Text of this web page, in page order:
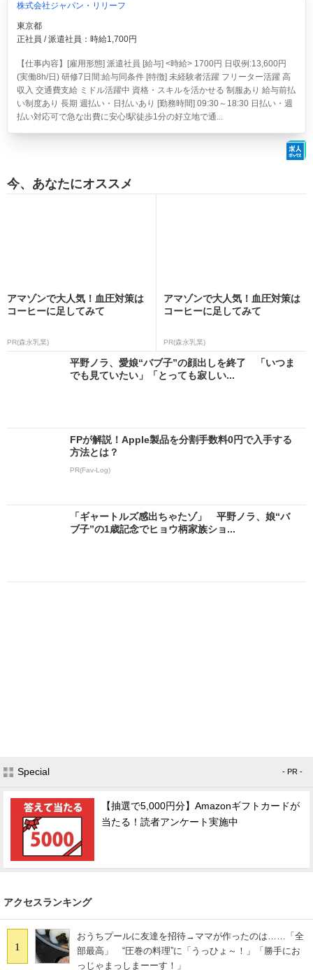
株式会社ジャパン・リリーフ
東京都
正社員 / 派遣社員：時給1,700円
【仕事内容】[雇用形態] 派遣社員 [給与] <時給> 1700円 日収例:13,600円
(実働8h/日) 研修7日間:給与同条件 [特徴] 未経験者活躍 フリーター活躍 高
収入 交通費支給 ミドル活躍中 資格・スキルを活かせる 制服あり 給与前払
い制度あり 長期 週払い・日払いあり [勤務時間] 09:30～18:30 日払い・週
払い対応可で急な出費に安心!駅徒歩1分の好立地で通...
今、あなたにオススメ
アマゾンで大人気！血圧対策は
コーヒーに足してみて
PR(森永乳業)
アマゾンで大人気！血圧対策は
コーヒーに足してみて
PR(森永乳業)
平野ノラ、愛娘“バブ子”の顔出しを終了 「いつま
でも見ていたい」「とっても寂しい...
FPが解説！Apple製品を分割手数料0円で入手する
方法とは？
PR(Fav-Log)
「ギャートルズ感出ちゃたゾ」 平野ノラ、娘“バ
ブ子”の1歳記念でヒョウ柄家族ショ...
Special - PR -
【抽選で5,000円分】Amazonギフトカードが
当たる！読者アンケート実施中
アクセスランキング
1
おうちプールに友達を招待→ママが作ったのは……「全
部最高」 “圧巻の料理”に「うっひょ～！」「勝手にお
っじゃまっしまーーす！」